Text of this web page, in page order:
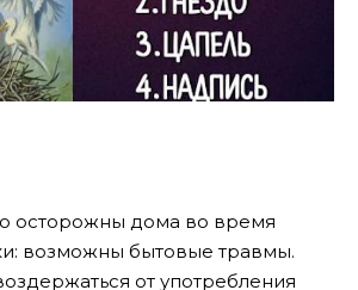
осторожны дома во время
возможны бытовые травмы.
от употребления